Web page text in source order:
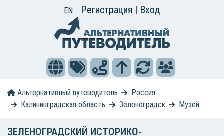
EN Регистрация | Вход
Альтернативный путеводитель
Россия
Калининградская область
Зеленоградск Музей
ЗЕЛЕНОГРАДСКИЙ ИСТОРИКО-